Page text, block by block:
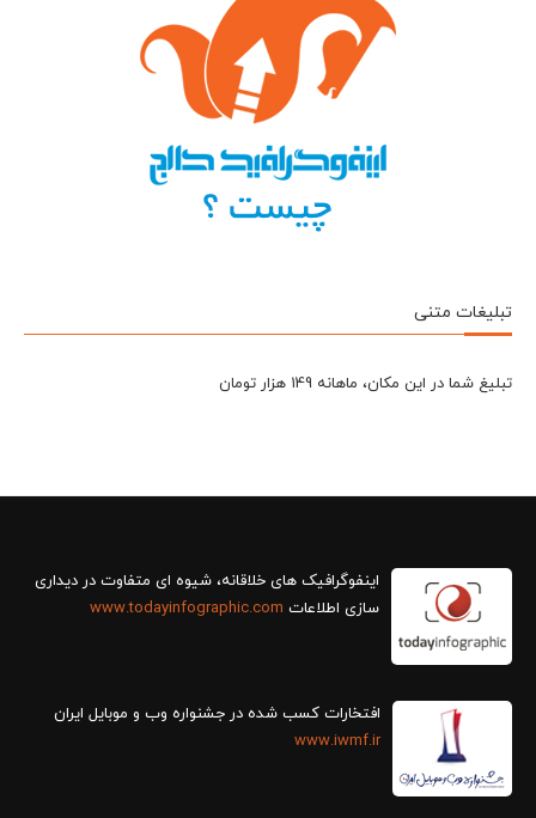
تبلیغات متنی
تبلیغ شما در این مکان، ماهانه 149 هزار تومان
سازی اطلاعات www.todayinfographic.com
افتخارات کسب شده در جشنواره وب و موبایل ایران
www.iwmf.ir